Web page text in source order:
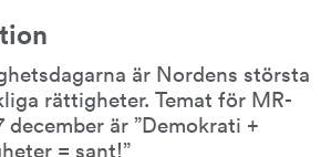
är Nordens största
rättigheter. Temat för MR-
december är ”Demokrati +
= sant!”